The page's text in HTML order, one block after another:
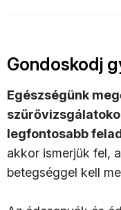
Gondoskodj
Egészségünk
legfontosabb
akkor ismerjük fel,
betegséggel kell